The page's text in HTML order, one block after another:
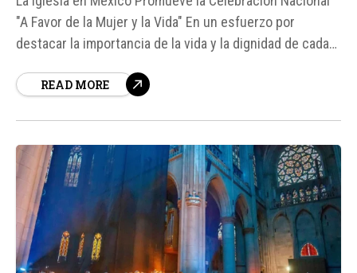
"A Favor de la Mujer y la Vida" En un esfuerzo por
destacar la importancia de la vida y la dignidad de cada
del Episcopado Mexicano, ha convocado a una
READ MORE